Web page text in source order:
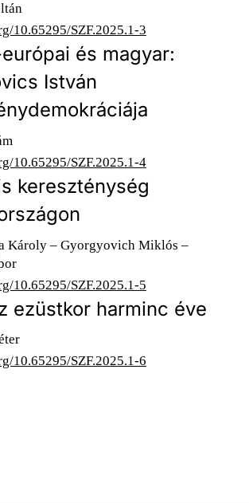
10.65295/SZF.2025.1-3
és magyar:
István
10.65295/SZF.2025.1-4
kereszténység
Károly – Gyorgyovich Miklós –
10.65295/SZF.2025.1-5
ezüstkor harminc éve
10.65295/SZF.2025.1-6